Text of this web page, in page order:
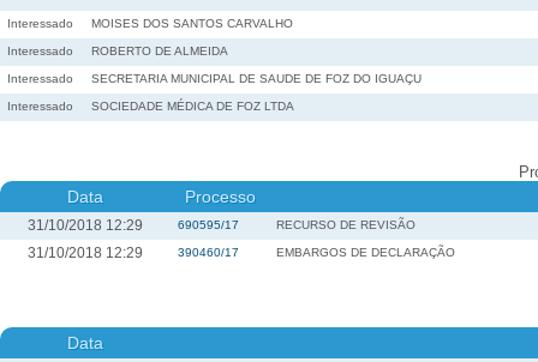
Interessado MOISES DOS SANTOS CARVALHO
Interessado ROBERTO DE ALMEIDA
Interessado SECRETARIA MUNICIPAL DE SAUDE DE FOZ DO IGUAÇU
Interessado SOCIEDADE MÉDICA DE FOZ LTDA
Data Processo
31/10/2018 12:29 690595/17 RECURSO DE REVISÃO
31/10/2018 12:29 390460/17 EMBARGOS DE DECLARAÇÃO
Data